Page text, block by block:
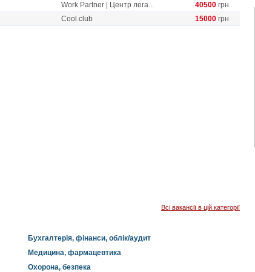
Work Partner | Центр лега... 40500 грн
Сool.club 15000 грн
Всі вакансії в цій категорії
Бухгалтерія, фінанси, облік/аудит
Медицина, фармацевтика
Охорона, безпека